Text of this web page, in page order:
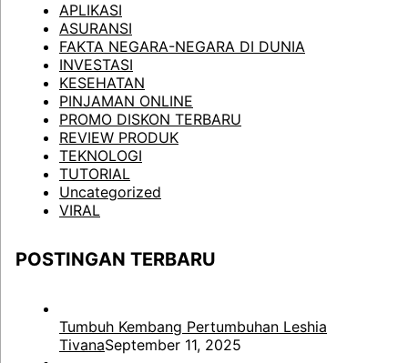
APLIKASI
ASURANSI
FAKTA NEGARA-NEGARA DI DUNIA
INVESTASI
KESEHATAN
PINJAMAN ONLINE
PROMO DISKON TERBARU
REVIEW PRODUK
TEKNOLOGI
TUTORIAL
Uncategorized
VIRAL
POSTINGAN TERBARU
Tumbuh Kembang Pertumbuhan Leshia
TivanaSeptember 11, 2025